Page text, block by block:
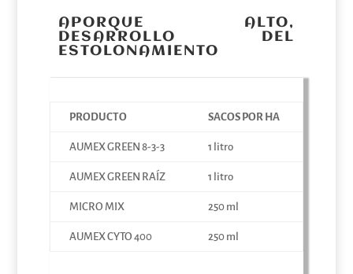
APORQUE ALTO,
DESARROLLO DEL
ESTOLONAMIENTO
PRODUCTO SACOS POR HA
AUMEX GREEN 8-3-3 1 litro
AUMEX GREEN RAÍZ 1 litro
MICRO MIX 250 ml
AUMEX CYTO 400 250 ml